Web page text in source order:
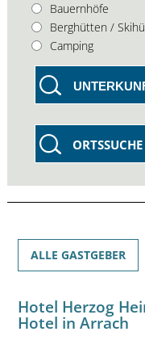
Bauernhöfe
Berghütten /
Camping
ORTSSUCHE
ALLE GASTGEBER
Hotel Herzog
Hotel in Arrach